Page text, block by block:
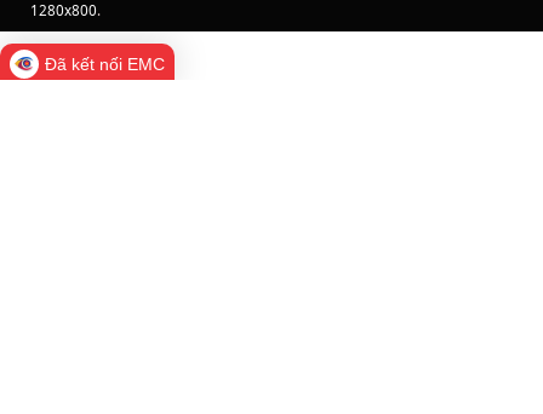
1280x800.
Đã kết nối EMC